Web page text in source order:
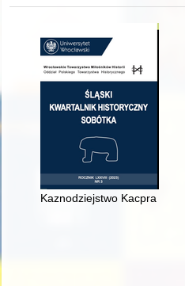
Kaznodziejstwo Kacpra